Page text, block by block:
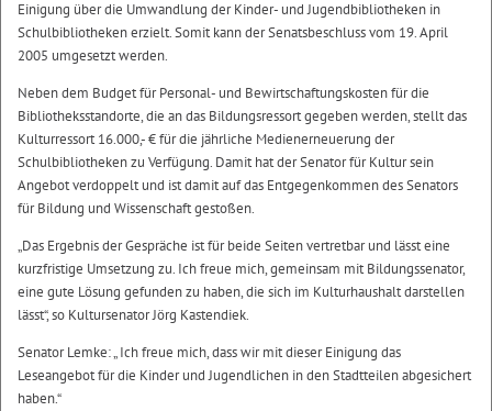
Einigung über die Umwandlung der Kinder- und Jugendbibliotheken in
Schulbibliotheken erzielt. Somit kann der Senatsbeschluss vom 19. April
2005 umgesetzt werden.
Neben dem Budget für Personal- und Bewirtschaftungskosten für die
Bibliotheksstandorte, die an das Bildungsressort gegeben werden, stellt das
Kulturressort 16.000,- € für die jährliche Medienerneuerung der
Schulbibliotheken zu Verfügung. Damit hat der Senator für Kultur sein
Angebot verdoppelt und ist damit auf das Entgegenkommen des Senators
für Bildung und Wissenschaft gestoßen.
„Das Ergebnis der Gespräche ist für beide Seiten vertretbar und lässt eine
kurzfristige Umsetzung zu. Ich freue mich, gemeinsam mit Bildungssenator,
eine gute Lösung gefunden zu haben, die sich im Kulturhaushalt darstellen
lässt“, so Kultursenator Jörg Kastendiek.
Senator Lemke: „ Ich freue mich, dass wir mit dieser Einigung das
Leseangebot für die Kinder und Jugendlichen in den Stadtteilen abgesichert
haben.“